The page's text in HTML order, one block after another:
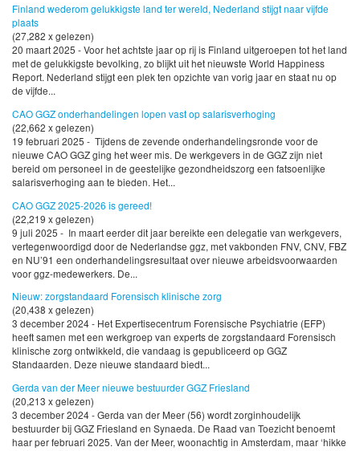
Finland wederom gelukkigste land ter wereld, Nederland stijgt naar vijfde
plaats
(27,282 x gelezen)
20 maart 2025 - Voor het achtste jaar op rij is Finland uitgeroepen tot het land
met de gelukkigste bevolking, zo blijkt uit het nieuwste World Happiness
Report. Nederland stijgt een plek ten opzichte van vorig jaar en staat nu op
de vijfde...
CAO GGZ onderhandelingen lopen vast op salarisverhoging
(22,662 x gelezen)
19 februari 2025 - Tijdens de zevende onderhandelingsronde voor de
nieuwe CAO GGZ ging het weer mis. De werkgevers in de GGZ zijn niet
bereid om personeel in de geestelijke gezondheidszorg een fatsoenlijke
salarisverhoging aan te bieden. Het...
CAO GGZ 2025-2026 is gereed!
(22,219 x gelezen)
9 juli 2025 - In maart eerder dit jaar bereikte een delegatie van werkgevers,
vertegenwoordigd door de Nederlandse ggz, met vakbonden FNV, CNV, FBZ
en NU’91 een onderhandelingsresultaat over nieuwe arbeidsvoorwaarden
voor ggz-medewerkers. De...
Nieuw: zorgstandaard Forensisch klinische zorg
(20,438 x gelezen)
3 december 2024 - Het Expertisecentrum Forensische Psychiatrie (EFP)
heeft samen met een werkgroep van experts de zorgstandaard Forensisch
klinische zorg ontwikkeld, die vandaag is gepubliceerd op GGZ
Standaarden. Deze nieuwe standaard biedt...
Gerda van der Meer nieuwe bestuurder GGZ Friesland
(20,213 x gelezen)
3 december 2024 - Gerda van der Meer (56) wordt zorginhoudelijk
bestuurder bij GGZ Friesland en Synaeda. De Raad van Toezicht benoemt
haar per februari 2025. Van der Meer, woonachtig in Amsterdam, maar ‘hikke